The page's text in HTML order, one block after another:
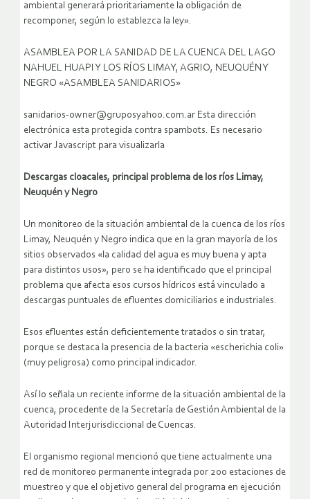
ambiental generará prioritariamente la obligación de
recomponer, según lo establezca la ley».
ASAMBLEA POR LA SANIDAD DE LA CUENCA DEL LAGO
NAHUEL HUAPI Y LOS RÍOS LIMAY, AGRIO, NEUQUÉN Y
NEGRO «ASAMBLEA SANIDARIOS»
sanidarios-owner@gruposyahoo.com.ar Esta dirección
electrónica esta protegida contra spambots. Es necesario
activar Javascript para visualizarla
Descargas cloacales, principal problema de los ríos Limay,
Neuquén y Negro
Un monitoreo de la situación ambiental de la cuenca de los ríos
Limay, Neuquén y Negro indica que en la gran mayoría de los
sitios observados «la calidad del agua es muy buena y apta
para distintos usos», pero se ha identificado que el principal
problema que afecta esos cursos hídricos está vinculado a
descargas puntuales de efluentes domiciliarios e industriales.
Esos efluentes están deficientemente tratados o sin tratar,
porque se destaca la presencia de la bacteria «escherichia coli»
(muy peligrosa) como principal indicador.
Así lo señala un reciente informe de la situación ambiental de la
cuenca, procedente de la Secretaría de Gestión Ambiental de la
Autoridad Interjurisdiccional de Cuencas.
El organismo regional mencionó que tiene actualmente una
red de monitoreo permanente integrada por 200 estaciones de
muestreo y que el objetivo general del programa en ejecución